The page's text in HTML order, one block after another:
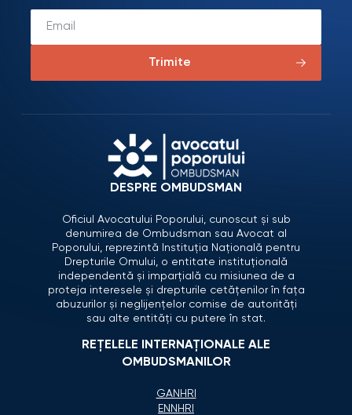
Trimite
DESPRE OMBUDSMAN
Oficiul Avocatului Poporului, cunoscut și sub
denumirea de Ombudsman sau Avocat al
Poporului, reprezintă Instituția Națională pentru
Drepturile Omului, o entitate instituțională
independentă și imparțială cu misiunea de a
proteja interesele și drepturile cetățenilor în fața
abuzurilor și neglijențelor comise de autorități
sau alte entități cu putere în stat.
REȚELELE INTERNAȚIONALE ALE
OMBUDSMANILOR
GANHRI
ENNHRI